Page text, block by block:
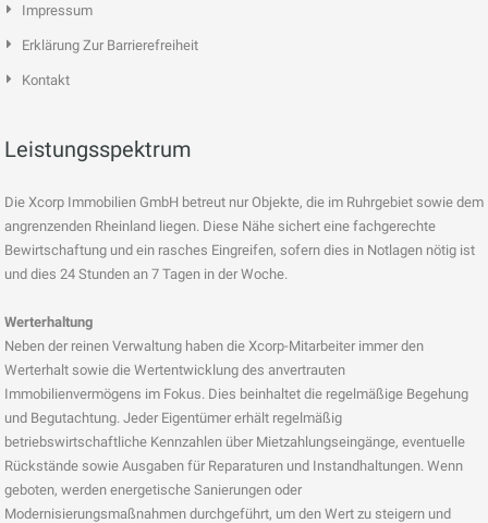
Impressum
Erklärung Zur Barrierefreiheit
Kontakt
Leistungsspektrum
Die Xcorp Immobilien GmbH betreut nur Objekte, die im Ruhrgebiet sowie dem
angrenzenden Rheinland liegen. Diese Nähe sichert eine fachgerechte
Bewirtschaftung und ein rasches Eingreifen, sofern dies in Notlagen nötig ist
und dies 24 Stunden an 7 Tagen in der Woche.
Werterhaltung
Neben der reinen Verwaltung haben die Xcorp-Mitarbeiter immer den
Werterhalt sowie die Wertentwicklung des anvertrauten
Immobilienvermögens im Fokus. Dies beinhaltet die regelmäßige Begehung
und Begutachtung. Jeder Eigentümer erhält regelmäßig
betriebswirtschaftliche Kennzahlen über Mietzahlungseingänge, eventuelle
Rückstände sowie Ausgaben für Reparaturen und Instandhaltungen. Wenn
geboten, werden energetische Sanierungen oder
Modernisierungsmaßnahmen durchgeführt, um den Wert zu steigern und